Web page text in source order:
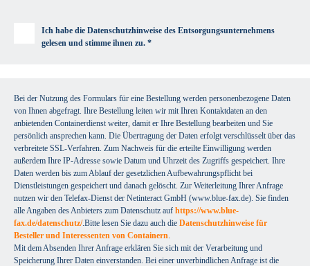
Ich habe die Datenschutzhinweise des Entsorgungsunternehmens
gelesen und stimme ihnen zu. *
Bei der Nutzung des Formulars für eine Bestellung werden personenbezogene Daten
von Ihnen abgefragt. Ihre Bestellung leiten wir mit Ihren Kontaktdaten an den
anbietenden Containerdienst weiter, damit er Ihre Bestellung bearbeiten und Sie
persönlich ansprechen kann. Die Übertragung der Daten erfolgt verschlüsselt über das
verbreitete SSL-Verfahren. Zum Nachweis für die erteilte Einwilligung werden
außerdem Ihre IP-Adresse sowie Datum und Uhrzeit des Zugriffs gespeichert. Ihre
Daten werden bis zum Ablauf der gesetzlichen Aufbewahrungspflicht bei
Dienstleistungen gespeichert und danach gelöscht. Zur Weiterleitung Ihrer Anfrage
nutzen wir den Telefax-Dienst der Netinteract GmbH (www.blue-fax.de). Sie finden
alle Angaben des Anbieters zum Datenschutz auf https://www.blue-
fax.de/datenschutz/.Bitte lesen Sie dazu auch die Datenschutzhinweise für
Besteller und Interessenten von Containern.
Mit dem Absenden Ihrer Anfrage erklären Sie sich mit der Verarbeitung und
Speicherung Ihrer Daten einverstanden. Bei einer unverbindlichen Anfrage ist die